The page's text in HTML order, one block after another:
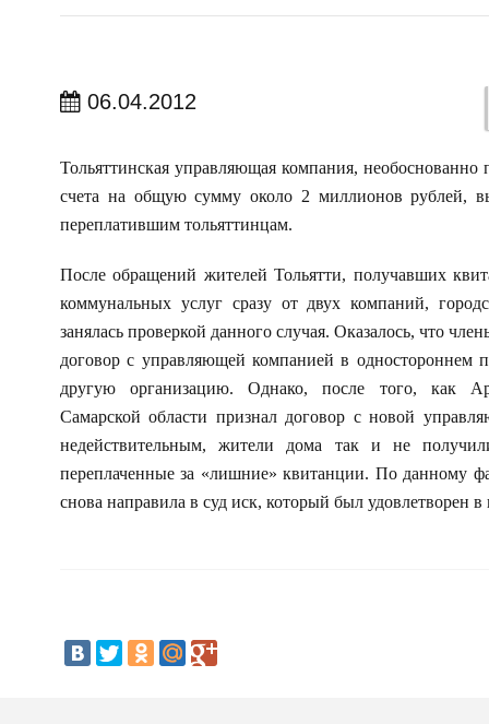
06.04.2012
Тольяттинская управляющая компания, необоснованно
счета на общую сумму около 2 миллионов рублей,
переплатившим тольяттинцам.
После обращений жителей Тольятти, получавших
коммунальных услуг сразу от двух компаний,
занялась проверкой данного случая. Оказалось, что
договор с управляющей компанией в одностороннем
другую организацию. Однако, после того, как
Самарской области признал договор с новой
недействительным, жители дома так и не
переплаченные за «лишние» квитанции. По данному
снова направила в суд иск, который был удовлетворен